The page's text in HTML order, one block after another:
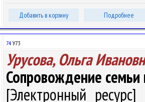
Добавить в корзину Подробнее
74 У73
Урусова, Ольга
Сопровождение
[Электронный